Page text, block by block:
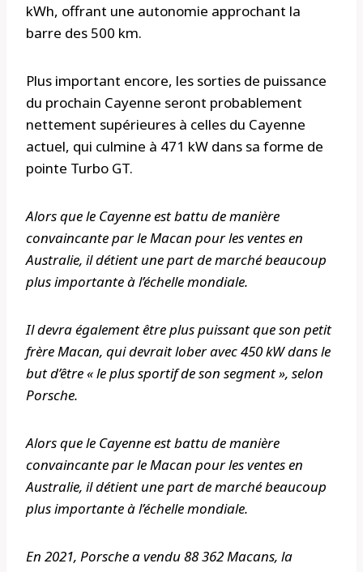
kWh, offrant une autonomie approchant la
barre des 500 km.
Plus important encore, les sorties de puissance
du prochain Cayenne seront probablement
nettement supérieures à celles du Cayenne
actuel, qui culmine à 471 kW dans sa forme de
pointe Turbo GT.
Alors que le Cayenne est battu de manière
convaincante par le Macan pour les ventes en
Australie, il détient une part de marché beaucoup
plus importante à l’échelle mondiale.
Il devra également être plus puissant que son petit
frère Macan, qui devrait lober avec 450 kW dans le
but d’être « le plus sportif de son segment », selon
Porsche.
Alors que le Cayenne est battu de manière
convaincante par le Macan pour les ventes en
Australie, il détient une part de marché beaucoup
plus importante à l’échelle mondiale.
En 2021, Porsche a vendu 88 362 Macans, la